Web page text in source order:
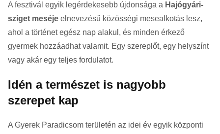
A fesztivál egyik legérdekesebb újdonsága a Hajógyári-
sziget meséje elnevezésű közösségi mesealkotás lesz,
ahol a történet egész nap alakul, és minden érkező
gyermek hozzáadhat valamit. Egy szereplőt, egy helyszínt
vagy akár egy teljes fordulatot.
Idén a természet is nagyobb
szerepet kap
A Gyerek Paradicsom területén az idei év egyik központi